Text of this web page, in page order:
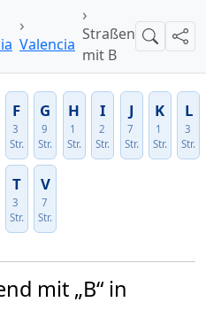
Valencia
Straßen
mit B
Suche
F
3
Str.
G
9
Str.
H
1
Str.
I
2
Str.
J
7
Str.
K
1
Str.
L
3
Str.
T
3
Str.
V
7
Str.
mit „B“ in